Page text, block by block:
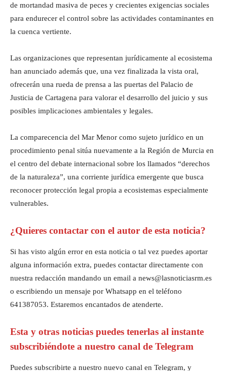
de mortandad masiva de peces y crecientes exigencias sociales
para endurecer el control sobre las actividades contaminantes en
la cuenca vertiente.
Las organizaciones que representan jurídicamente al ecosistema
han anunciado además que, una vez finalizada la vista oral,
ofrecerán una rueda de prensa a las puertas del Palacio de
Justicia de Cartagena para valorar el desarrollo del juicio y sus
posibles implicaciones ambientales y legales.
La comparecencia del Mar Menor como sujeto jurídico en un
procedimiento penal sitúa nuevamente a la Región de Murcia en
el centro del debate internacional sobre los llamados “derechos
de la naturaleza”, una corriente jurídica emergente que busca
reconocer protección legal propia a ecosistemas especialmente
vulnerables.
¿Quieres contactar con el autor de esta noticia?
Si has visto algún error en esta noticia o tal vez puedes aportar
alguna información extra, puedes contactar directamente con
nuestra redacción mandando un email a news@lasnoticiasrm.es
o escribiendo un mensaje por Whatsapp en el teléfono
641387053. Estaremos encantados de atenderte.
Esta y otras noticias puedes tenerlas al instante
subscribiéndote a nuestro canal de Telegram
Puedes subscribirte a nuestro nuevo canal en Telegram, y